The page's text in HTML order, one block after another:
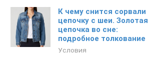
К чему снится сорвали
цепочку с шеи. Золотая
цепочка во сне:
подробное толкование
Условия